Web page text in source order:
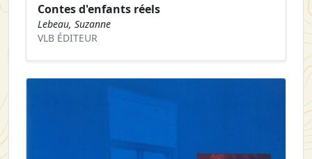
Contes d'enfants réels
Lebeau, Suzanne
VLB ÉDITEUR